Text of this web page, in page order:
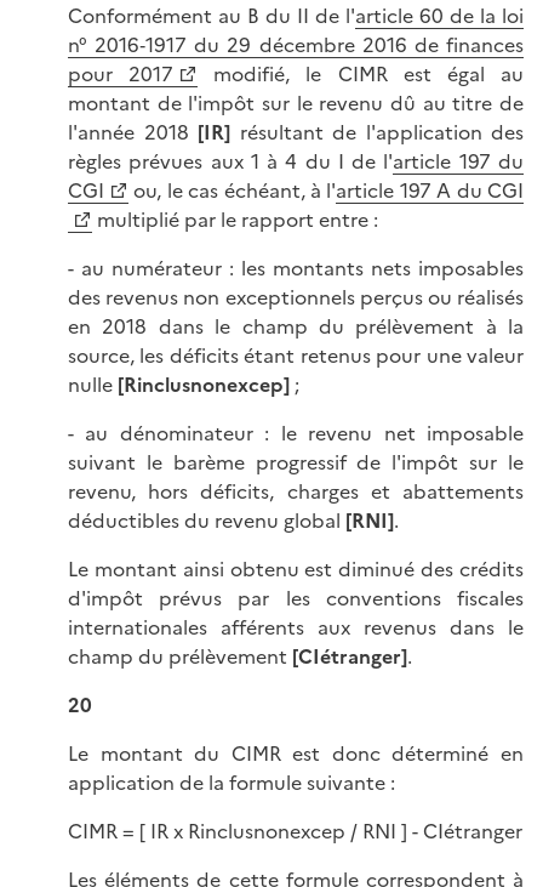
Conformément au B du II de l'article 60 de la loi
n° 2016‑1917 du 29 décembre 2016 de finances
pour 2017
modifié, le CIMR est égal au
montant de l'impôt sur le revenu dû au titre de
l'année 2018 [IR] résultant de l'application des
règles prévues aux 1 à 4 du I de l'article 197 du
CGI
ou, le cas échéant, à l'article 197 A du CGI
multiplié par le rapport entre :
- au numérateur : les montants nets imposables
des revenus non exceptionnels perçus ou réalisés
en 2018 dans le champ du prélèvement à la
source, les déficits étant retenus pour une valeur
nulle [Rinclusnonexcep] ;
- au dénominateur : le revenu net imposable
suivant le barème progressif de l'impôt sur le
revenu, hors déficits, charges et abattements
déductibles du revenu global [RNI].
Le montant ainsi obtenu est diminué des crédits
d'impôt prévus par les conventions fiscales
internationales afférents aux revenus dans le
champ du prélèvement [CIétranger].
20
Le montant du CIMR est donc déterminé en
application de la formule suivante :
CIMR = [ IR x Rinclusnonexcep / RNI ] - CIétranger
Les éléments de cette formule correspondent à